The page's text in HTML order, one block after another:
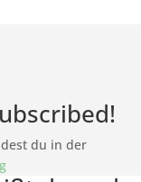
du in der